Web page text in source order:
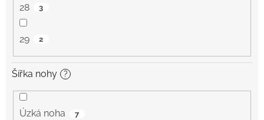
28 3
29 2
Šířka nohy ?
Úzká noha 7